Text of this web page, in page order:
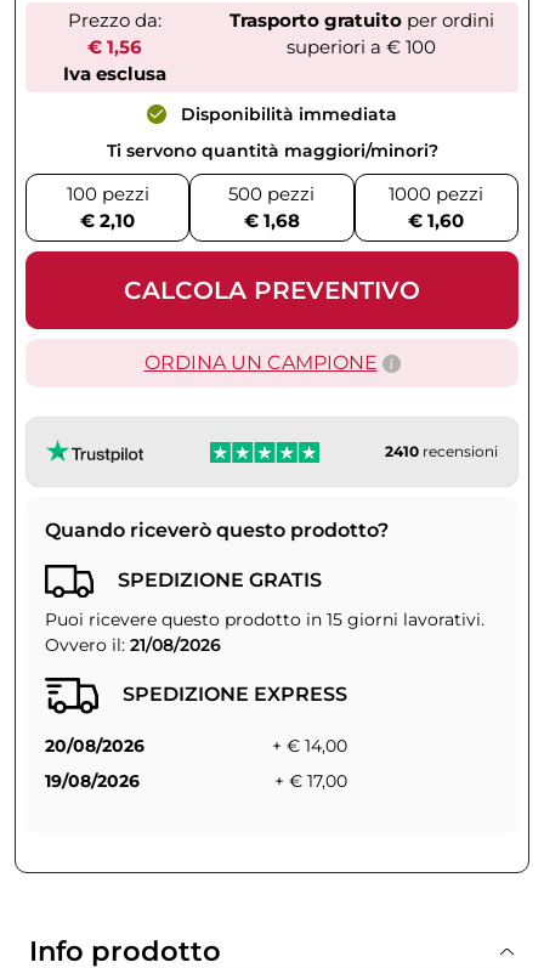
Prezzo da:
€ 1,56
Iva esclusa
Trasporto gratuitoper ordini
superiori a € 100
Disponibilità immediata
Ti servono quantità maggiori/minori?
100 pezzi
€ 2,10
500 pezzi
€ 1,68
1000 pezzi
€ 1,60
CALCOLA PREVENTIVO
ORDINA UN CAMPIONE
2410 recensioni
Quando riceverò questo prodotto?
SPEDIZIONE GRATIS
Puoi ricevere questo prodotto in 15 giorni lavorativi.
Ovvero il: 21/08/2026
SPEDIZIONE EXPRESS
20/08/2026
+ € 14,00
19/08/2026
+ € 17,00
Info prodotto